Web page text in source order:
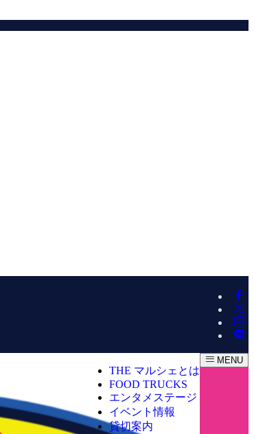
THE マルシェとは
FOOD TRUCKS
エンタメステージ
イベント情報
貸切案内
MENU